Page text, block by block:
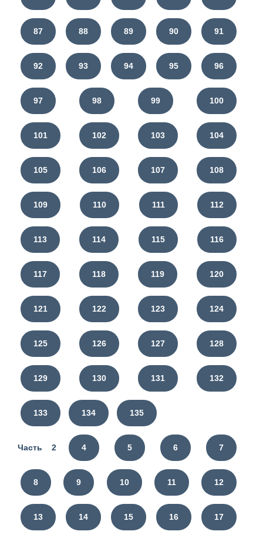
87 88 89 90 91
92 93 94 95 96
97 98 99 100
101 102 103 104
105 106 107 108
109 110 111 112
113 114 115 116
117 118 119 120
121 122 123 124
125 126 127 128
129 130 131 132
133 134 135
Часть 2 4 5 6 7
8 9 10 11 12
13 14 15 16 17